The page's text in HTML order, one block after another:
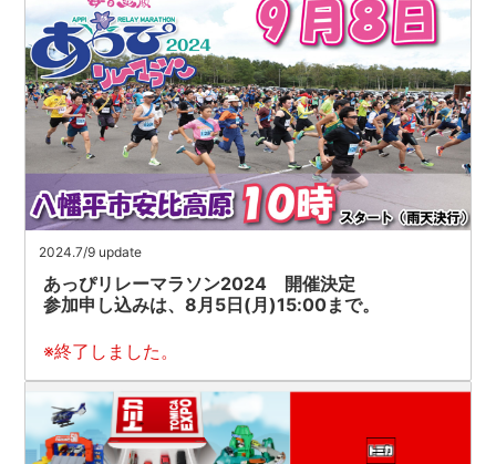
2024.7/9 update
あっぴリレーマラソン2024 開催決定
参加申し込みは、8月5日(月)15:00まで。
※終了しました。